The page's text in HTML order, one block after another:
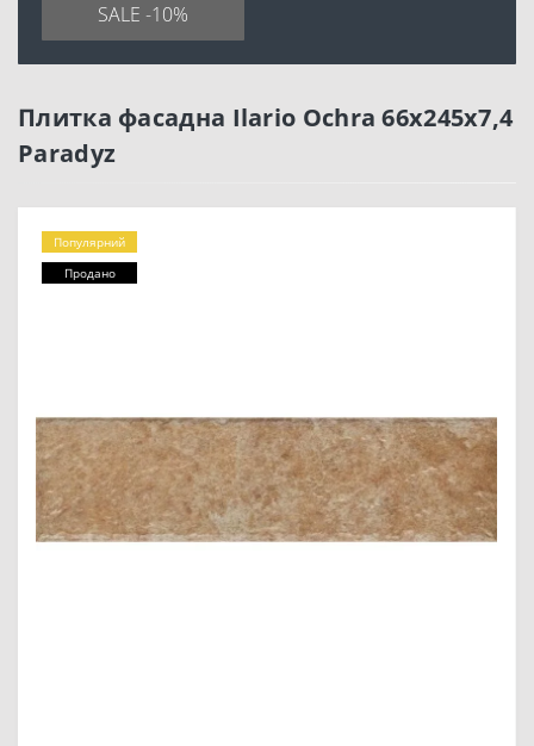
SALE -10%
Плитка фасадна Ilario Ochra 66x245x7,4
Paradyz
Популярний
Продано